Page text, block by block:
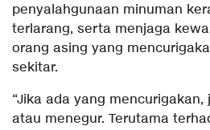
penyalahgunaan minuman
terlarang, serta menjaga
orang asing yang
sekitar.
“Jika ada yang
atau menegur. Terutama